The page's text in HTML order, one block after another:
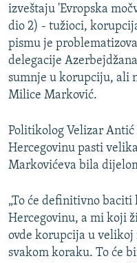
izveštaju 'Evropska
dio 2) - tužioci,
pismu je
delegacije
sumnje u korupciju, ali
Milice Marković.
Politikolog Velizar Antić
Hercegovinu pasti
Markovićeva bila
„To će definitivno baciti
Hercegovinu, a mi koji
ovde korupcija u
svakom koraku. To će